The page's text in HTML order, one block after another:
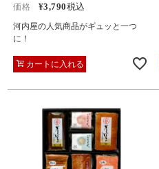
価格 ¥3,790税込
河内屋の人気商品がギュッと一つ
に！
カートに入れる